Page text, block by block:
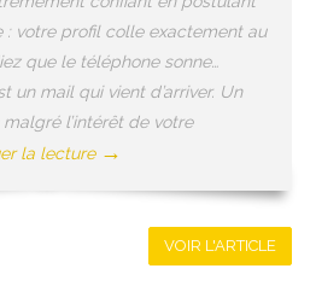
: votre profil colle exactement au
que le téléphone sonne…
un mail qui vient d’arriver. Un
l’intérêt de votre
la lecture →
VOIR L'ARTICLE